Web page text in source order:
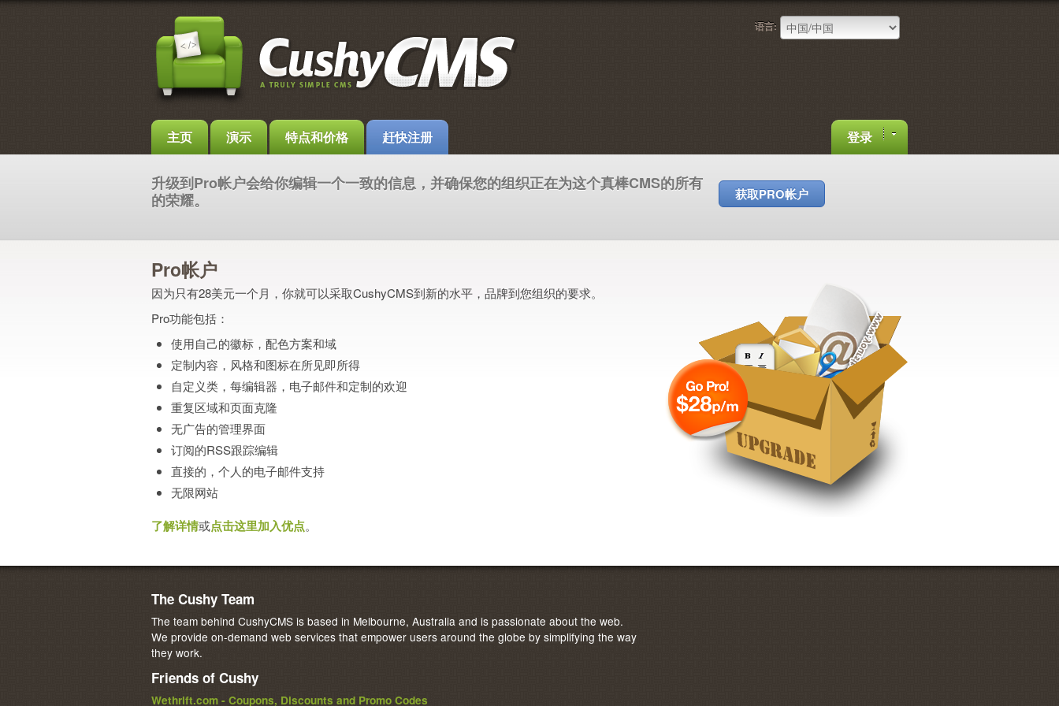
语言:
主页 演示 特点和价格 赶快注册 登录
升级到Pro帐户会给你编辑一个一致的信息，并确保您的组织正在为这个真棒CMS的所有
的荣耀。
获取PRO帐户
Pro帐户
因为只有28美元一个月，你就可以采取CushyCMS到新的水平，品牌到您组织的要求。
Pro功能包括：
使用自己的徽标，配色方案和域
定制内容，风格和图标在所见即所得
自定义类，每编辑器，电子邮件和定制的欢迎
重复区域和页面克隆
无广告的管理界面
订阅的RSS跟踪编辑
直接的，个人的电子邮件支持
无限网站
了解详情或点击这里加入优点。
The Cushy Team
The team behind CushyCMS is based in Melbourne, Australia and is passionate about the web.
We provide on-demand web services that empower users around the globe by simplifying the way
they work.
Friends of Cushy
Wethrift.com - Coupons, Discounts and Promo Codes